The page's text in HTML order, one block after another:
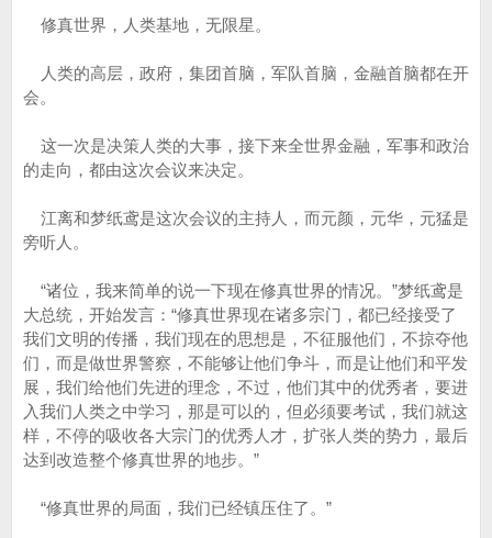
修真世界，人类基地，无限星。
人类的高层，政府，集团首脑，军队首脑，金融首脑都在开
会。
这一次是决策人类的大事，接下来全世界金融，军事和政治
的走向，都由这次会议来决定。
江离和梦纸鸢是这次会议的主持人，而元颜，元华，元猛是
旁听人。
“诸位，我来简单的说一下现在修真世界的情况。”梦纸鸢是
大总统，开始发言：“修真世界现在诸多宗门，都已经接受了
我们文明的传播，我们现在的思想是，不征服他们，不掠夺他
们，而是做世界警察，不能够让他们争斗，而是让他们和平发
展，我们给他们先进的理念，不过，他们其中的优秀者，要进
入我们人类之中学习，那是可以的，但必须要考试，我们就这
样，不停的吸收各大宗门的优秀人才，扩张人类的势力，最后
达到改造整个修真世界的地步。”
“修真世界的局面，我们已经镇压住了。”